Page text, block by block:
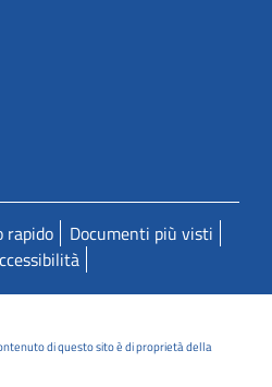
rapido
Documenti più visti
di questo sito è di proprietà della